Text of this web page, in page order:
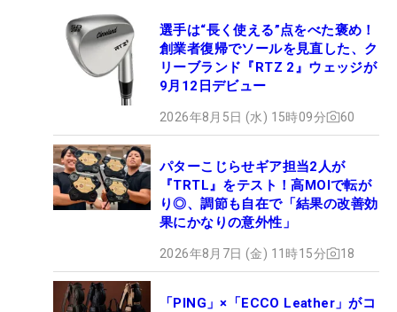
選手は“長く使える”点をべた褒め！
創業者復帰でソールを見直した、ク
リーブランド『RTZ 2』ウェッジが
9月12日デビュー
2026年8月5日 (水) 15時09分 60
パターこじらせギア担当2人が
『TRTL』をテスト！高MOIで転が
り◎、調節も自在で「結果の改善効
果にかなりの意外性」
2026年8月7日 (金) 11時15分 18
「PING」×「ECCO Leather」がコ